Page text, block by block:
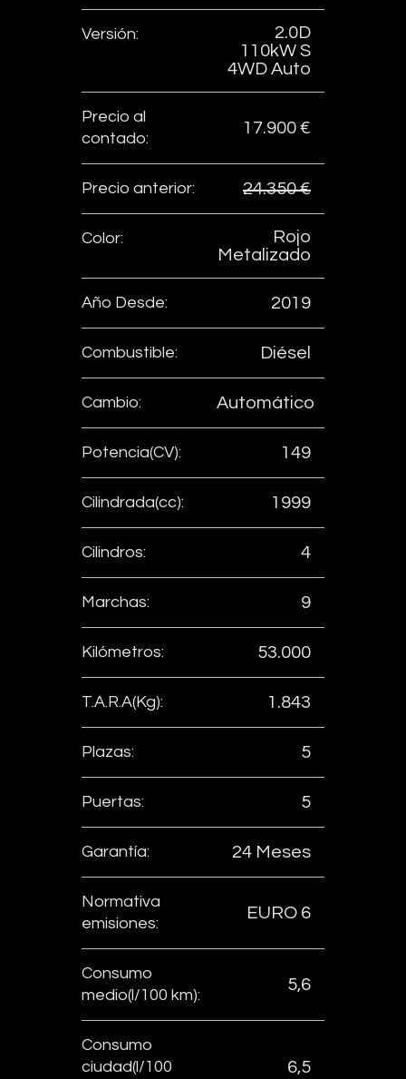
Versión:
2.0D
110kW S
4WD Auto
Precio al
contado:
17.900 €
Precio anterior: 24.350 €
Color:
Rojo
Metalizado
Año Desde: 2019
Combustible: Diésel
Cambio: Automático
Potencia(CV): 149
Cilindrada(cc): 1999
Cilindros: 4
Marchas: 9
Kilómetros: 53.000
T.A.R.A(Kg): 1.843
Plazas: 5
Puertas: 5
Garantía: 24 Meses
Normativa
emisiones:
EURO 6
Consumo
medio(l/100 km):
5,6
Consumo
ciudad(l/100
6,5